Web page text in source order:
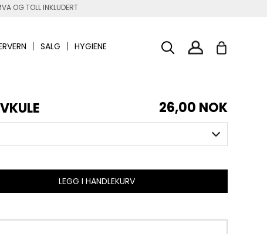
OG TOLL INKLUDERT
SALG HYGIENE
26,00 NOK
LEGG I HANDLEKURV